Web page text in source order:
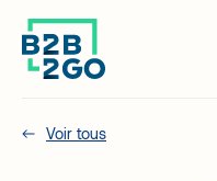
Services
Pourquoi B2B/2GO ?
Voir tous